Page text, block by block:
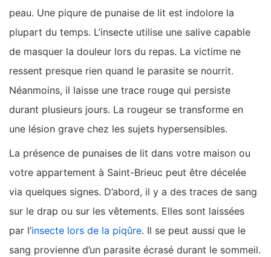
peau. Une piqure de punaise de lit est indolore la
plupart du temps. L’insecte utilise une salive capable
de masquer la douleur lors du repas. La victime ne
ressent presque rien quand le parasite se nourrit.
Néanmoins, il laisse une trace rouge qui persiste
durant plusieurs jours. La rougeur se transforme en
une lésion grave chez les sujets hypersensibles.
La présence de punaises de lit dans votre maison ou
votre appartement à Saint-Brieuc peut être décelée
via quelques signes. D’abord, il y a des traces de sang
sur le drap ou sur les vêtements. Elles sont laissées
par l’insecte lors de la piqûre. Il se peut aussi que le
sang provienne d’un parasite écrasé durant le sommeil.